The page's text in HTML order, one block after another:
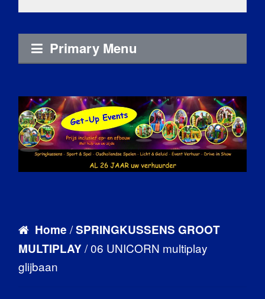
Primary Menu
Home /SPRINGKUSSENS GROOT
MULTIPLAY/ 06 UNICORN multiplay
glijbaan